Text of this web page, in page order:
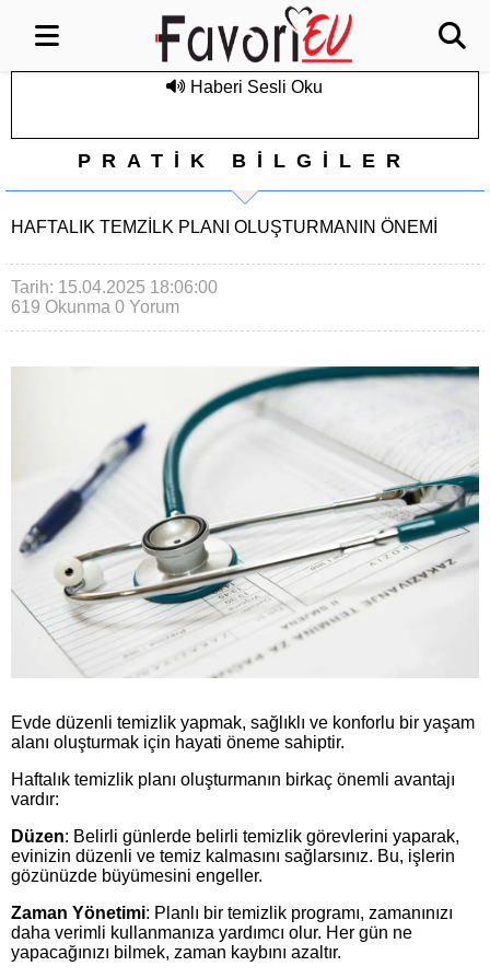
Haberi Sesli Oku
PRATİK BİLGİLER
HAFTALIK TEMZILK PLANI OLUŞTURMANIN ÖNEMI
Tarih: 15.04.2025 18:06:00
619 Okunma 0 Yorum
Evde düzenli temizlik yapmak, sağlıklı ve konforlu bir yaşam
alanı oluşturmak için hayati öneme sahiptir.
Haftalık temizlik planı oluşturmanın birkaç önemli avantajı
vardır:
Düzen: Belirli günlerde belirli temizlik görevlerini yaparak,
evinizin düzenli ve temiz kalmasını sağlarsınız. Bu, işlerin
gözünüzde büyümesini engeller.
Zaman Yönetimi: Planlı bir temizlik programı, zamanınızı
daha verimli kullanmanıza yardımcı olur. Her gün ne
yapacağınızı bilmek, zaman kaybını azaltır.